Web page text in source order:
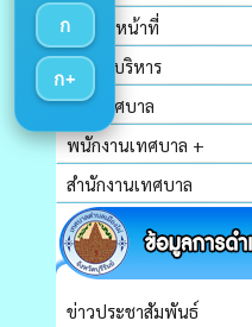
อำนาจหน้าที่
คณะผู้บริหาร
สภาเทศบาล
พนักงานเทศบาล +
สำนักงานเทศบาล
ข่าวประชาสัมพันธ์
ก
ก+